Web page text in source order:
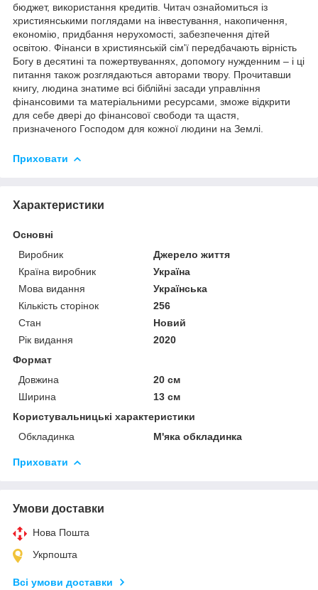
бюджет, використання кредитів. Читач ознайомиться із
християнськими поглядами на інвестування, накопичення,
економію, придбання нерухомості, забезпечення дітей
освітою. Фінанси в християнській сім'ї передбачають вірність
Богу в десятині та пожертвуваннях, допомогу нужденним – і ці
питання також розглядаються авторами твору. Прочитавши
книгу, людина знатиме всі біблійні засади управління
фінансовими та матеріальними ресурсами, зможе відкрити
для себе двері до фінансової свободи та щастя,
призначеного Господом для кожної людини на Землі.
Приховати
Характеристики
Основні
Виробник
Джерело життя
Країна виробник
Україна
Мова видання
Українська
Кількість сторінок
256
Стан
Новий
Рік видання
2020
Формат
Довжина
20 см
Ширина
13 см
Користувальницькі характеристики
Обкладинка
М'яка обкладинка
Приховати
Умови доставки
Нова Пошта
Укрпошта
Всі умови доставки